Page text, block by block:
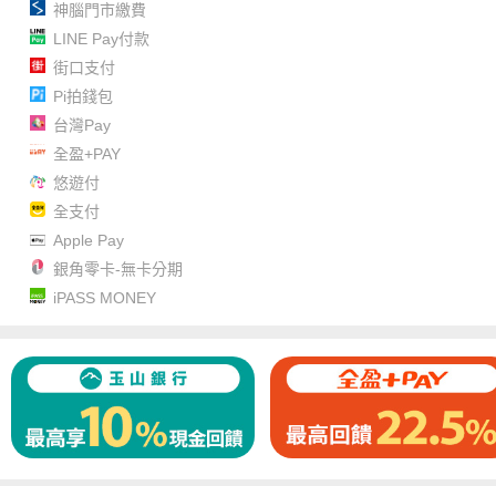
神腦門市繳費
LINE Pay付款
街口支付
Pi拍錢包
台灣Pay
全盈+PAY
悠遊付
全支付
Apple Pay
銀角零卡-無卡分期
iPASS MONEY